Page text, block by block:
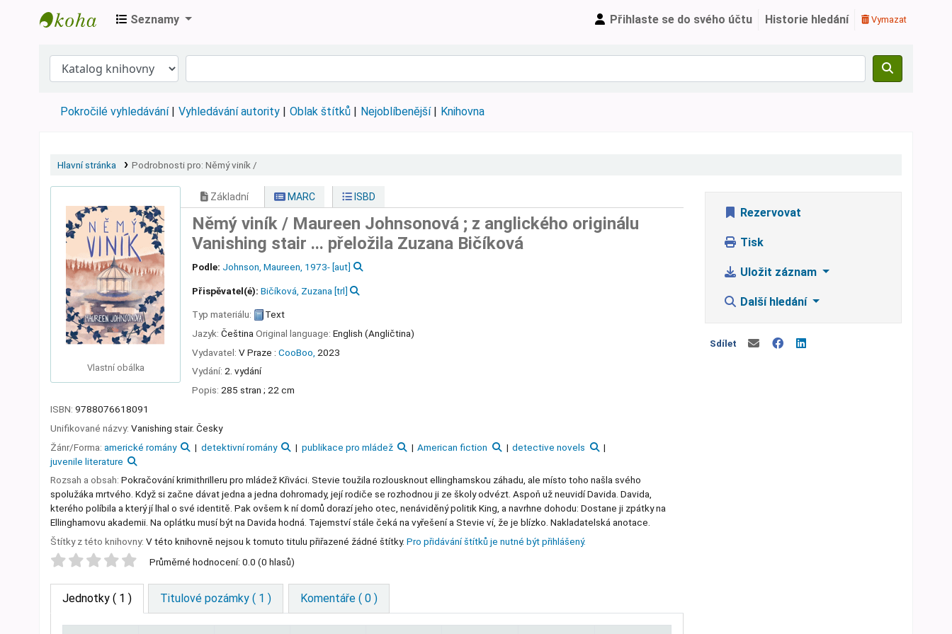
Seznamy Přihlaste se do svého účtu Historie hledání Vymazat
Pokročilé vyhledávání Vyhledávání autority Oblak štítků Nejoblíbenější Knihovna
Hlavní stránka Podrobnosti pro: Němý viník /
Vlastní obálka
Základní MARC ISBD
Němý viník / Maureen Johnsonová ; z anglického originálu
Vanishing stair ... přeložila Zuzana Bičíková
Podle: Johnson, Maureen , 1973- [aut]
Přispěvatel(é): Bičíková, Zuzana [trl]
Typ materiálu:
Text
Jazyk: Čeština Original language: English (Angličtina)
Vydavatel: V Praze : CooBoo, 2023
Vydání: 2. vydání
Popis: 285 stran ; 22 cm
ISBN: 9788076618091
Unifikované názvy: Vanishing stair. Česky
Žánr/Forma: americké romány detektivní romány publikace pro mládež American fiction
detective novels
juvenile literature
Rozsah a obsah: Pokračování krimithrilleru pro mládež Křiváci. Stevie toužila rozlousknout ellinghamskou záhadu, ale místo toho našla svého
spolužáka mrtvého. Když si začne dávat jedna a jedna dohromady, její rodiče se rozhodnou ji ze školy odvézt. Aspoň už neuvidí Davida. Davida,
kterého políbila a který jí lhal o své identitě. Pak ovšem k ní domů dorazí jeho otec, nenáviděný politik King, a navrhne dohodu: Dostane ji zpátky na
Ellinghamovu akademii. Na oplátku musí být na Davida hodná. Tajemství stále čeká na vyřešení a Stevie ví, že je blízko. Nakladatelská anotace.
Štítky z této knihovny: V této knihovně nejsou k tomuto titulu přiřazené žádné štítky. Pro přidávání štítků je nutné být přihlášený.
Star ratings Průměrné hodnocení: 0.0 (0 hlasů)
Jednotky ( 1 ) Titulové pozámky ( 1 ) Komentáře ( 0 )
Rezervovat
Tisk
Uložit záznam
Další hledání
Sdílet